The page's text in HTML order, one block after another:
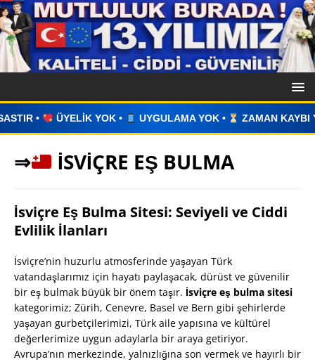
YOK • UYGULAMA YOK • ZAMAN KAYBI YOK • İLAN
⇒ İSVİÇRE EŞ BULMA
İsviçre Eş Bulma Sitesi: Seviyeli ve Ciddi
Evlilik İlanları
İsviçre’nin huzurlu atmosferinde yaşayan Türk
vatandaşlarımız için hayatı paylaşacak, dürüst ve güvenilir
bir eş bulmak büyük bir önem taşır. İsviçre eş bulma sitesi
kategorimiz; Zürih, Cenevre, Basel ve Bern gibi şehirlerde
yaşayan gurbetçilerimizi, Türk aile yapısına ve kültürel
değerlerimize uygun adaylarla bir araya getiriyor.
Avrupa’nın merkezinde, yalnızlığına son vermek ve hayırlı bir